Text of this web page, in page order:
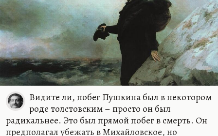
Видите ли, побег Пушкина был в некотором
роде толстовским – просто он был
радикальнее. Это был прямой побег в смерть. Он
предполагал убежать в Михайловское, но